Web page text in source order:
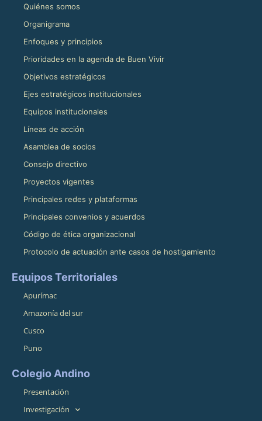
Quiénes somos
Organigrama
Enfoques y principios
Prioridades en la agenda de Buen Vivir
Objetivos estratégicos
Ejes estratégicos institucionales
Equipos institucionales
Líneas de acción
Asamblea de socios
Consejo directivo
Proyectos vigentes
Principales redes y plataformas
Principales convenios y acuerdos
Código de ética organizacional
Protocolo de actuación ante casos de hostigamiento
Equipos Territoriales
Apurímac
Amazonía del sur
Cusco
Puno
Colegio Andino
Presentación
Investigación